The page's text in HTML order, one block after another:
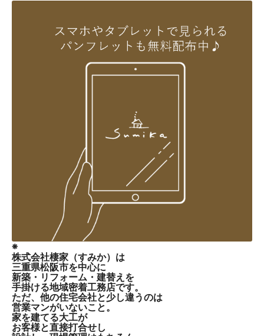
❋
株式会社棲家（すみか）は
三重県松阪市を中心に
新築・リフォーム・建替えを
手掛ける地域密着工務店です。
ただ、他の住宅会社と少し違うのは
営業マンがいないこと。
家を建てる大工が
お客様と直接打合せし